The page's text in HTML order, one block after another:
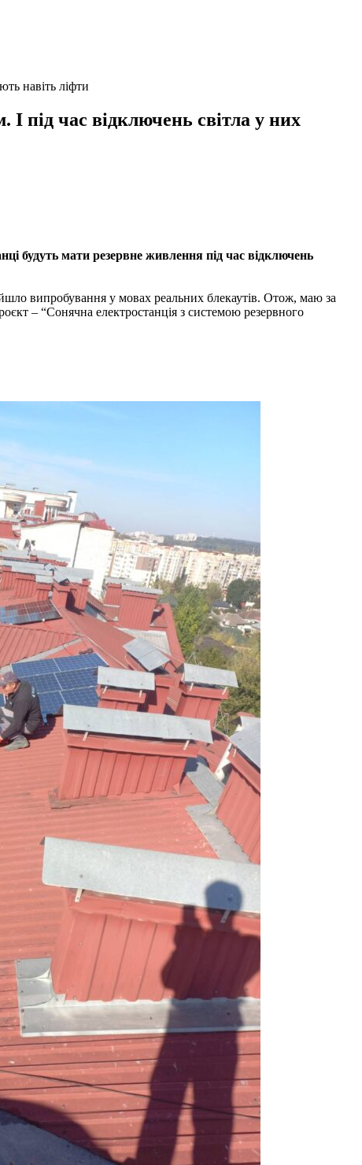
навіть ліфти
під час відключень світла у них
будуть мати резервне живлення під час відключень
випробування у мовах реальних блекаутів. Отож, маю за
– “Сонячна електростанція з системою резервного